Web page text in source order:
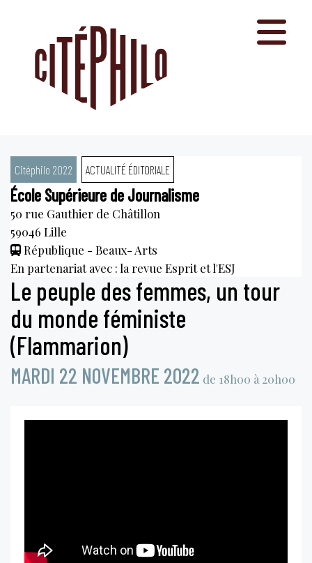
Citéphilo 2022 ACTUALITÉ ÉDITORIALE
École Supérieure de Journalisme
50 rue Gauthier de Châtillon
59046 Lille
République - Beaux- Arts
En partenariat avec : la revue Esprit et l'ESJ
Le peuple des femmes, un tour
du monde féministe
(Flammarion)
MARDI 22 NOVEMBRE 2022 de 18h00 à 20h00